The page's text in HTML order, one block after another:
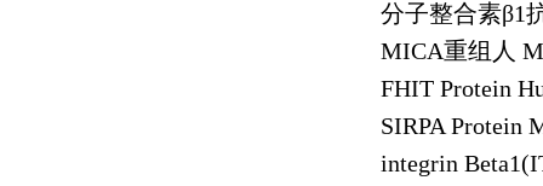
分子整合素β1
MICA重组人
FHIT Protein
SIRPA Protein
integrin